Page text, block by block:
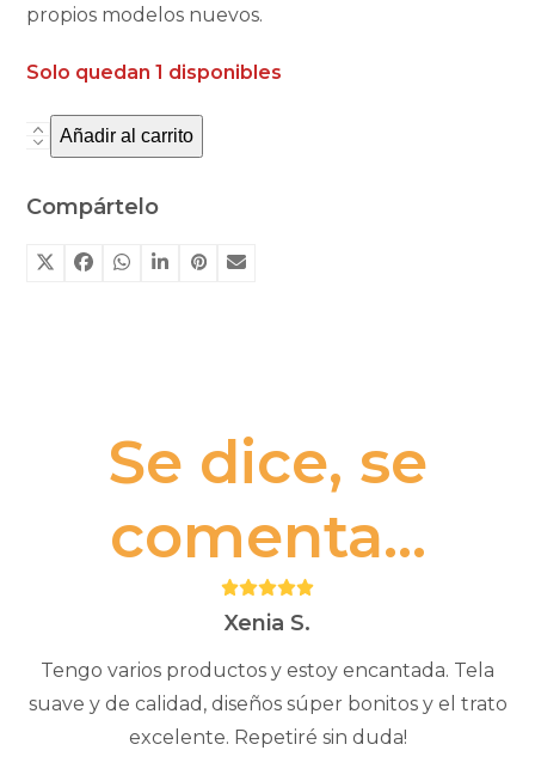
propios modelos nuevos.
Solo quedan 1 disponibles
Stix
creativas
Oppi
Añadir al carrito
Compártelo
Se dice, se
comenta...
Puntuación:
5Xenia S.
Tengo varios productos y estoy encantada. Tela
suave y de calidad, diseños súper bonitos y el trato
excelente. Repetiré sin duda!